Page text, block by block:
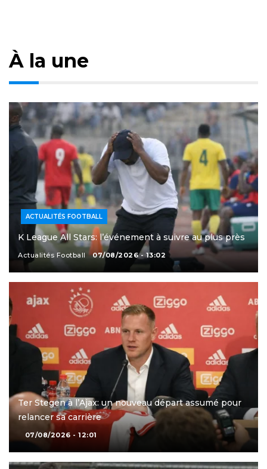
À la une
ACTUALITÉS FOOTBALL
K League All Stars: l’événement à suivre au plus près
Actualités Football 07/08/2026 - 13:02
Ter Stegen à l’Ajax: un nouveau départ assumé pour
relancer sa carrière
07/08/2026 - 12:01